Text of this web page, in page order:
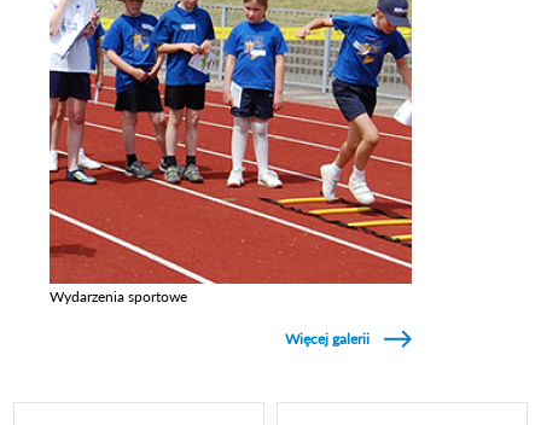
Wydarzenia sportowe
Więcej galerii